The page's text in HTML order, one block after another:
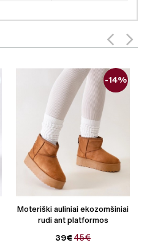
Moteriški auliniai ekozomšiniai
rudi ant platformos
39€ 45€
-14%